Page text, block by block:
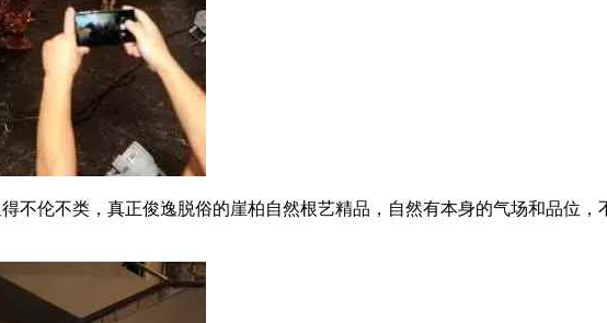
不伦不类，真正俊逸脱俗的崖柏自然根艺精品，自然有本身的气场和品位